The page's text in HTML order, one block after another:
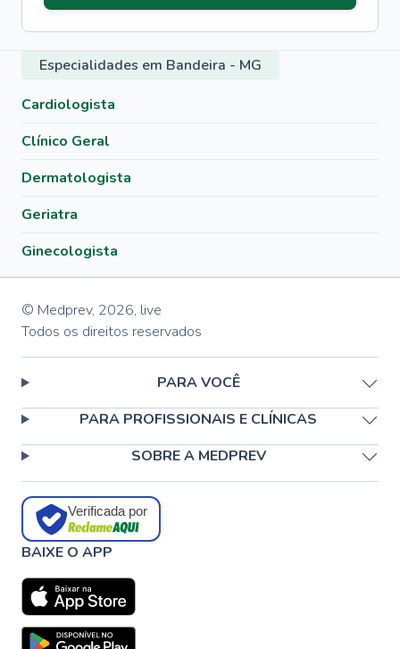
Especialidades em Bandeira - MG
Cardiologista
Clínico Geral
Dermatologista
Geriatra
Ginecologista
© Medprev, 2026, live
Todos os direitos reservados
PARA VOCÊ
PARA PROFISSIONAIS E CLÍNICAS
SOBRE A MEDPREV
Verificada por
BAIXE O APP